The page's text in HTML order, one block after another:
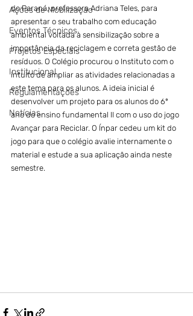
Ações de Mobilização
Eventos Técnicos
Projetos Especiais
Institucional
Regulamentações
Notícias
do Paraná, professora Adriana Teles, para
apresentar o seu trabalho com educação
ambiental voltada à sensibilização sobre a
importância da reciclagem e correta gestão de
resíduos. O Colégio procurou o Instituto com o
intuito de ampliar as atividades relacionadas a
este tema para os alunos. A ideia inicial é
desenvolver um projeto para os alunos do 6º
ano do ensino fundamental II com o uso do jogo
Avançar para Reciclar. O Ínpar cedeu um kit do
jogo para que o colégio avalie internamente o
material e estude a sua aplicação ainda neste
semestre.